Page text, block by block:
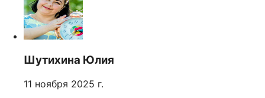
Шутихина Юлия
11 ноября 2025 г.